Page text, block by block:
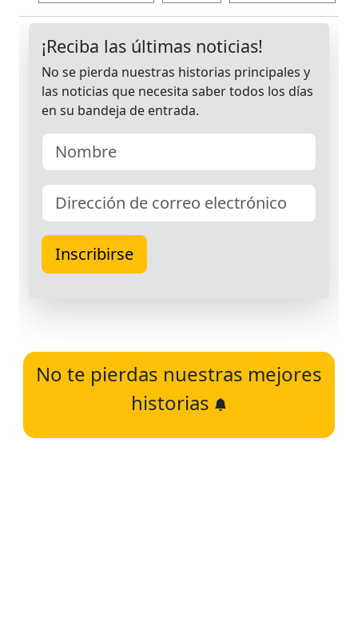
No te pierdas nuestras mejores
historias